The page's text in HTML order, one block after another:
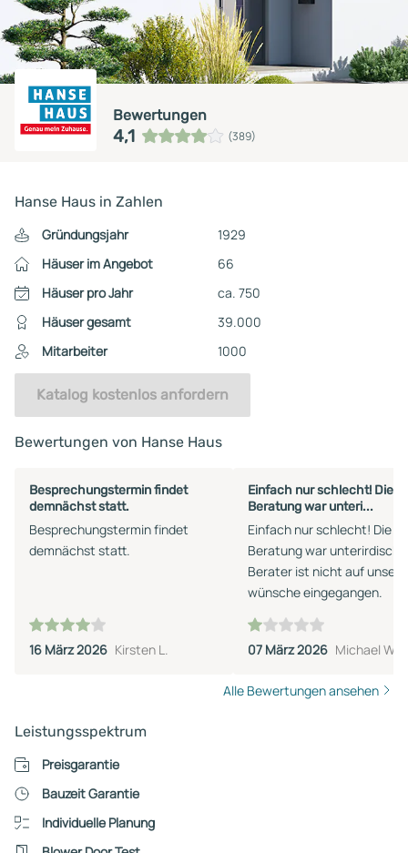
Bewertungen
4,1 (389)
Hanse Haus in Zahlen
Gründungsjahr
1929
Häuser im Angebot
66
Häuser pro Jahr
ca. 750
Häuser gesamt
39.000
Mitarbeiter
1000
Katalog kostenlos anfordern
Bewertungen von Hanse Haus
Besprechungstermin findet
demnächst statt.
Besprechungstermin findet
demnächst statt.
16 März 2026 Kirsten L.
Einfach nur schlecht! Die
Beratung war unteri...
Einfach nur schlecht! Die
Beratung war
Berater ist nicht auf unsere
wünsche eingegangen.
07 März 2026 Michael W.
Alle Bewertungen ansehen
Leistungsspektrum
Preisgarantie
Bauzeit Garantie
Individuelle Planung